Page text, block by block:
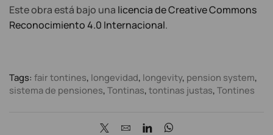
Este obra está bajo una licencia de Creative Commons
Reconocimiento 4.0 Internacional.
Tags: fair tontines, longevidad, longevity, pension system,
sistema de pensiones, Tontinas, tontinas justas, Tontines